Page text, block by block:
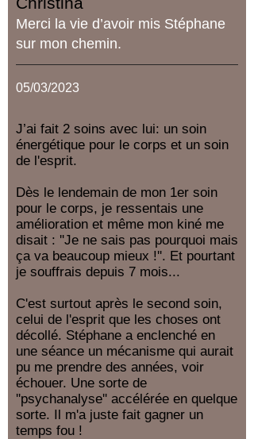
Merci la vie d’avoir mis Stéphane
sur mon chemin.
05/03/2023
J’ai fait 2 soins avec lui: un soin
énergétique pour le corps et un soin
de l'esprit.
Dès le lendemain de mon 1er soin
pour le corps, je ressentais une
amélioration et même mon kiné me
disait : ''Je ne sais pas pourquoi mais
ça va beaucoup mieux !''. Et pourtant
je souffrais depuis 7 mois...
C'est surtout après le second soin,
celui de l'esprit que les choses ont
décollé. Stéphane a enclenché en
une séance un mécanisme qui aurait
pu me prendre des années, voir
échouer. Une sorte de
''psychanalyse'' accélérée en quelque
sorte. Il m'a juste fait gagner un
temps fou !